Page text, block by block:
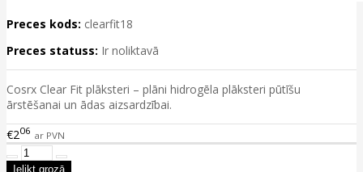
Preces kods: clearfit18
Preces statuss: Ir noliktavā
Cosrx Clear Fit plāksteri – plāni hidrogēla plāksteri pūtīšu
ārstēšanai un ādas aizsardzībai.
€206 ar PVN